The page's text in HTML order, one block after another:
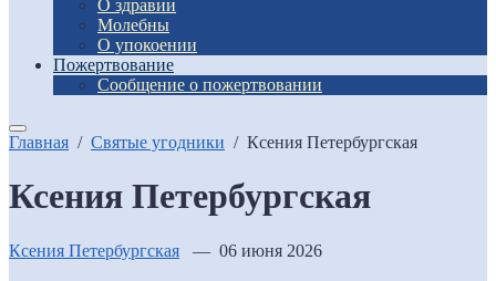
О здравии
Молебны
О упокоении
Пожертвование
Сообщение о пожертвовании
Главная / Святые угодники / Ксения Петербургская
Ксения Петербургская
Ксения Петербургская — 06 июня 2026